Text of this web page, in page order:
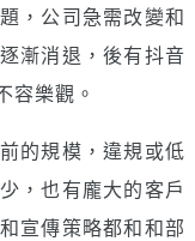
，公司急需改變和
漸消退，後有抖音
容樂觀。
的規模，違規或低
，也有龐大的客戶
宣傳策略都和和部